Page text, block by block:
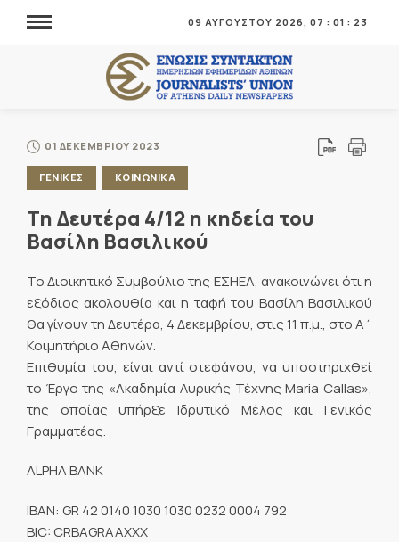
09 ΑΥΓΟΥΣΤΟΥ 2026, 07 : 01 : 24
01 ΔΕΚΕΜΒΡΙΟΥ 2023
ΓΕΝΙΚΕΣ ΚΟΙΝΩΝΙΚΑ
Τη Δευτέρα 4/12 η κηδεία του
Βασίλη Βασιλικού
Το Διοικητικό Συμβούλιο της ΕΣΗΕΑ, ανακοινώνει ότι η
εξόδιος ακολουθία και η ταφή του Βασίλη Βασιλικού
θα γίνουν τη Δευτέρα, 4 Δεκεμβρίου, στις 11 π.μ., στο Α΄
Κοιμητήριο Αθηνών.
Επιθυμία του, είναι αντί στεφάνου, να υποστηριχθεί
το Έργο της «Ακαδημία Λυρικής Τέχνης Maria Callas»,
της οποίας υπήρξε Ιδρυτικό Μέλος και Γενικός
Γραμματέας.
ALPHA BANK
ΙΒΑΝ: GR 42 0140 1030 1030 0232 0004 792
BIC: CRBAGRAAXXX